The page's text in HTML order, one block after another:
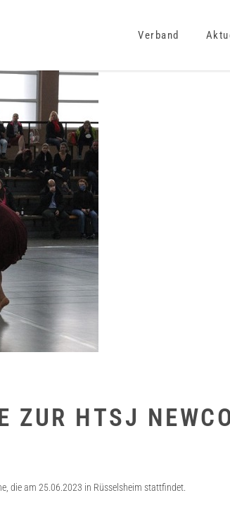
Verband
ZUR HTSJ
die am 25.06.2023 in Rüsselsheim stattfindet.